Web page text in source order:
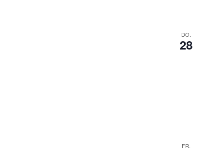
DO.
28
FR.